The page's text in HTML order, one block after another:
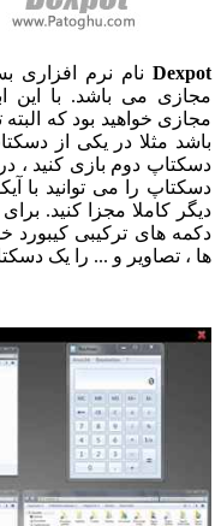
نام نرم افزاری
خواهید بود که البته
مثلا در یکی از دسکتاپ
دوم بازی کنید ، در
را می توانید با
کاملا مجزا کنید. برای
های ترکیبی کیبورد
تصاویر و ... را یک دسکتاپ